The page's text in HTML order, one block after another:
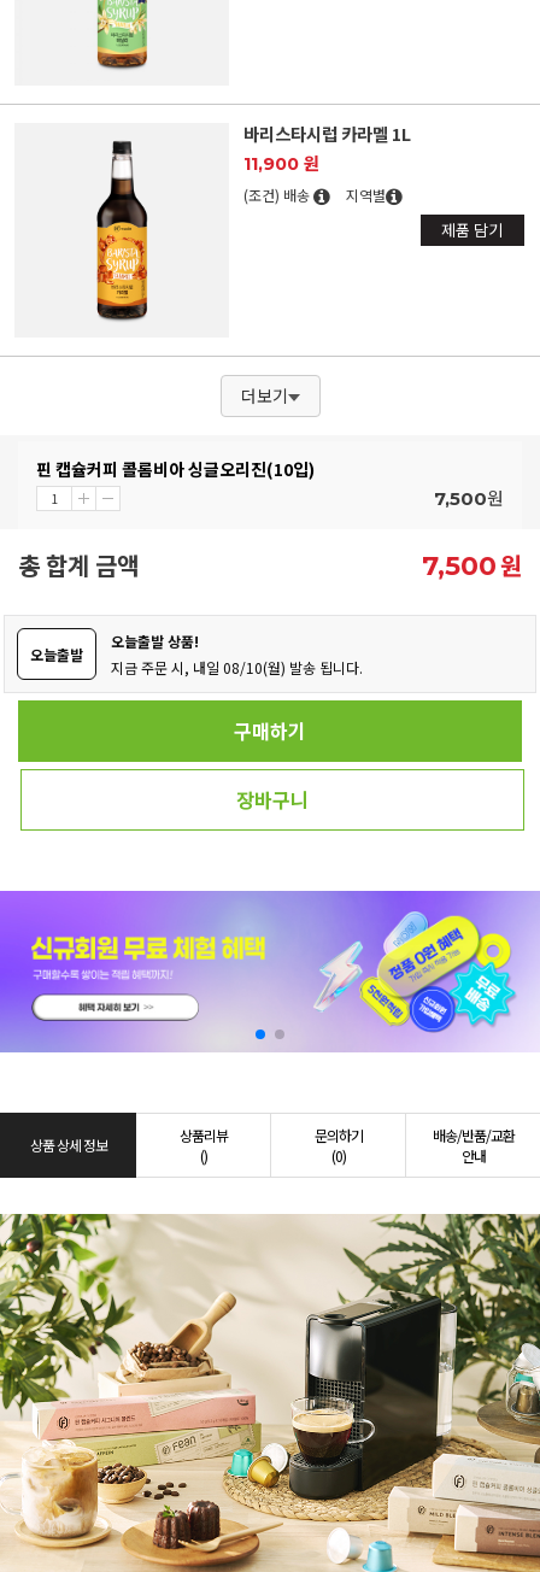
바리스타시럽 카라멜 1L
11,900 원
(조건) 배송 지역별
제품 담기
더보기
핀 캡슐커피 콜롬비아 싱글오리진(10입)
7,500원
총 합계 금액 7,500원
오늘출발
오늘출발 상품!
지금 주문 시, 내일 08/10(월) 발송 됩니다.
구매하기
장바구니
상품 상세 정보
상품리뷰
()
문의하기
(0)
배송/반품/교환
안내